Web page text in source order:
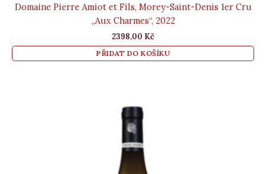
Domaine Pierre Amiot et Fils, Morey-Saint-Denis 1er Cru
„Aux Charmes“, 2022
2398,00 Kč
PŘIDAT DO KOŠÍKU